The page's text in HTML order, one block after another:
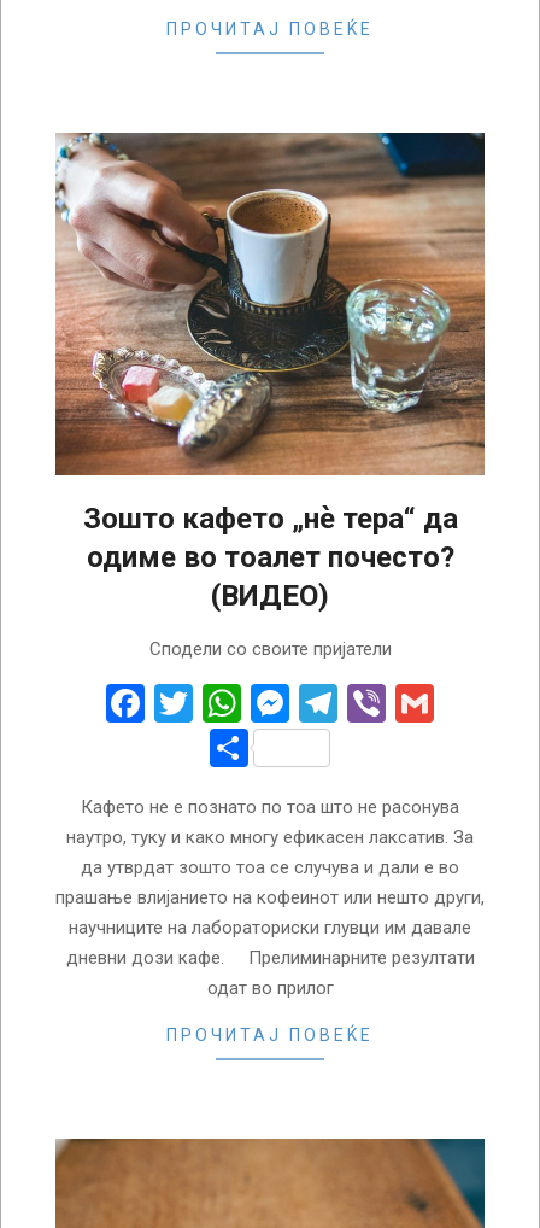
ПРОЧИТАЈ ПОВЕЌЕ
Зошто кафето „нѐ тера“ да
одиме во тоалет почесто?
(ВИДЕО)
Сподели со своите пријатели
Facebook
Twitter
WhatsApp
Messenger
Telegram
Viber
Share
Кафето не е познато по тоа што не расонува
наутро, туку и како многу ефикасен лаксатив. За
да утврдат зошто тоа се случува и дали е во
прашање влијанието на кофеинот или нешто други,
научниците на лабораториски глувци им давале
дневни дози кафе. Прелиминарните резултати
одат во прилог
ПРОЧИТАЈ ПОВЕЌЕ